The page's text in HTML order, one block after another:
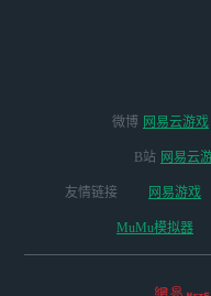
微博 网易云游戏
B站 网易云
友情链接 网易游戏
MuMu模拟器